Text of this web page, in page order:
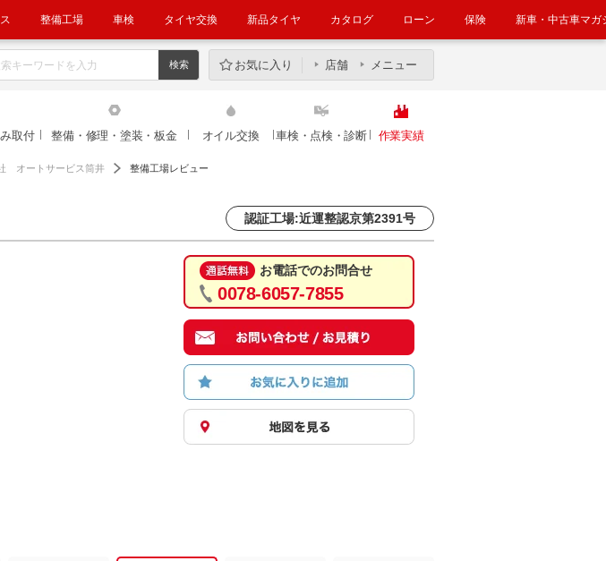
整備工場 車検 タイヤ交換 新品タイヤ カタログ ローン 保険 新車・中古車マガ
お気に入り 店舗 メニュー
取付 整備・修理・塗装・板金 オイル交換 車検・点検・診断 作業実績
オートサービス筒井 整備工場レビュー
認証工場:近運整認京第2391号
お電話でのお問合せ
0078-6057-7855